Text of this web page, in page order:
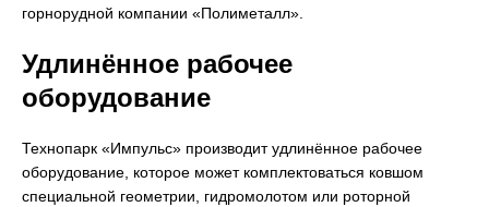
горнорудной компании «Полиметалл».
Удлинённое рабочее
оборудование
Технопарк «Импульс» производит удлинённое рабочее
оборудование, которое может комплектоваться ковшом
специальной геометрии, гидромолотом или роторной